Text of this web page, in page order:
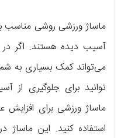
ماساژ ورزشی روشی مناسب
آسیب دیده هستند. اگر
می‌تواند کمک بسیاری به
توانید برای جلوگیری از
ماساژ ورزشی برای افزایش
استفاده کنید. این